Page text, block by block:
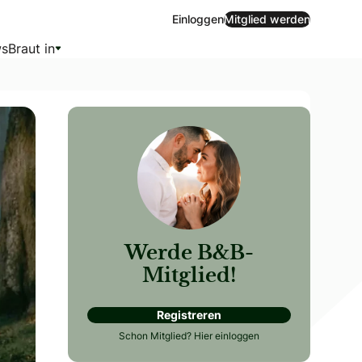
EinloggenMitglied werden
Braut in
Kleid. Ob eleganter Hosenanzug, verspielter
Werde B&B-
Mitglied!
Registreren
Schon Mitglied? Hier einloggen